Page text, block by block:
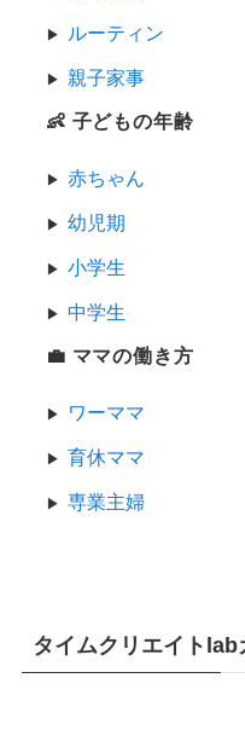
ルーティン
親子家事
👶 子どもの年齢
赤ちゃん
幼児期
小学生
中学生
💼 ママの働き方
ワーママ
育休ママ
専業主婦
タイムクリエイトlab